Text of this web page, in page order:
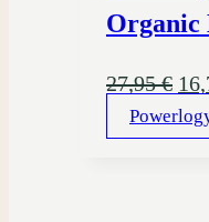
Organic
27,95€